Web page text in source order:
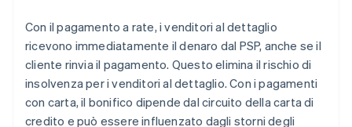
Con il pagamento a rate, i venditori al dettaglio
ricevono immediatamente il denaro dal PSP, anche se il
cliente rinvia il pagamento. Questo elimina il rischio di
insolvenza per i venditori al dettaglio. Con i pagamenti
con carta, il bonifico dipende dal circuito della carta di
credito e può essere influenzato dagli storni degli